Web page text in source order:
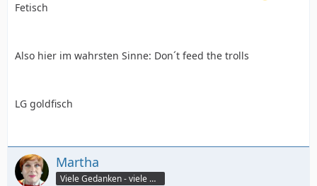
Fetisch
Also hier im wahrsten Sinne: Don´t feed the trolls
LG goldfisch
Martha
Viele Gedanken - viele Worte